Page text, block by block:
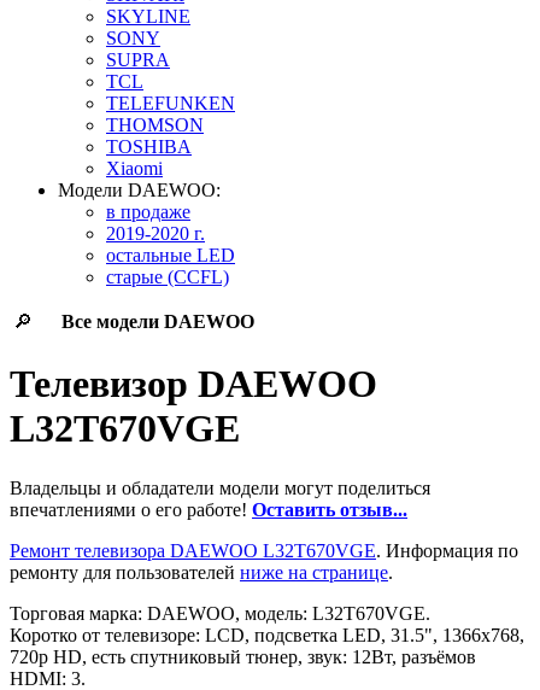
SKYLINE
SONY
SUPRA
TCL
TELEFUNKEN
THOMSON
TOSHIBA
Xiaomi
Модели DAEWOO:
в продаже
2019-2020 г.
остальные LED
старые (CCFL)
🔎 Все модели DAEWOO
Телевизор DAEWOO
L32T670VGE
Владельцы и обладатели модели могут поделиться
впечатлениями о его работе! Оставить отзыв...
Ремонт телевизора DAEWOO L32T670VGE. Информация по
ремонту для пользователей ниже на странице.
Торговая марка: DAEWOO, модель: L32T670VGE.
Коротко от телевизоре: LCD, подсветка LED, 31.5", 1366x768,
720p HD, есть спутниковый тюнер, звук: 12Вт, разъёмов
HDMI: 3.